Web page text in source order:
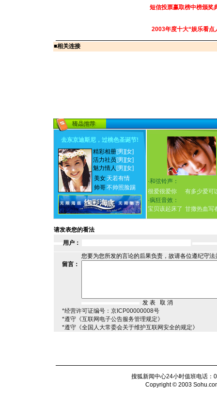
短信投票赢取榜中榜颁奖
2003年度十大“娱乐看点
■相关连接
去东京迪斯尼，过桃色圣诞节!
精彩相册[男] [女]
活力社员 [男] [女]
魅力情人 [男] [女]
美女 天若有情
帅哥不帅照脸踢
·和弦铃声：
很爱很爱你
有多少爱可
·疯狂音效：
宝贝该起床了 甘撒热血写
请发表您的看法
用户：
您要为您所发的言论的后果负责，故请各位遵纪守
留言：
*经营许可证编号：京ICP00000008号
*遵守《互联网电子公告服务管理规定》
*遵守《全国人大常委会关于维护互联网安全的规定》
搜狐新闻中心24小时值班电话
Copyright © 2003